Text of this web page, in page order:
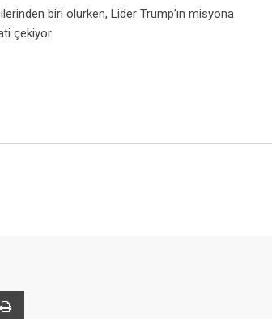
biri olurken, Lider Trump’ın misyona
çekiyor.